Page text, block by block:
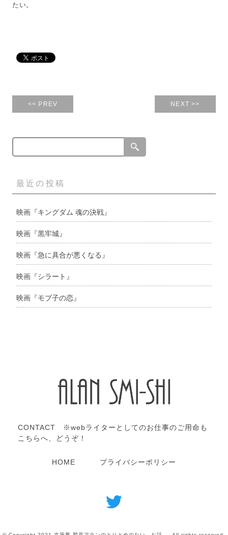
たい。
<< PREV NEXT >>
最近の投稿
映画『キングダム 魂の決戦』
映画『黒牢城』
映画『急に具合が悪くなる』
映画『シラート』
映画『モブ子の恋』
CONTACT ※webライターとしてのお仕事のご用命も
こちらへ、どうぞ！
HOME プライバシーポリシー